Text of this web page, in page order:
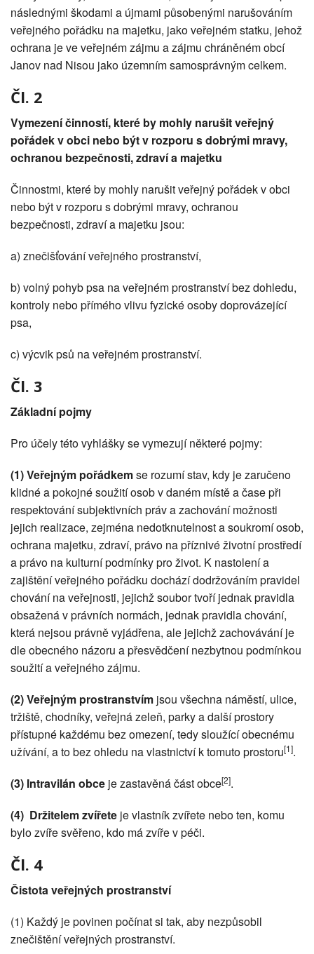
následnými škodami a újmami působenými narušováním
veřejného pořádku na majetku, jako veřejném statku, jehož
ochrana je ve veřejném zájmu a zájmu chráněném obcí
Janov nad Nisou jako územním samosprávným celkem.
Čl. 2
Vymezení činností, které by mohly narušit veřejný
pořádek v obci nebo být v rozporu s dobrými mravy,
ochranou bezpečnosti, zdraví a majetku
Činnostmi, které by mohly narušit veřejný pořádek v obci
nebo být v rozporu s dobrými mravy, ochranou
bezpečnosti, zdraví a majetku jsou:
a) znečišťování veřejného prostranství,
b) volný pohyb psa na veřejném prostranství bez dohledu,
kontroly nebo přímého vlivu fyzické osoby doprovázející
psa,
c) výcvik psů na veřejném prostranství.
Čl. 3
Základní pojmy
Pro účely této vyhlášky se vymezují některé pojmy:
(1)Veřejným pořádkemse rozumí stav, kdy je zaručeno
klidné a pokojné soužití osob v daném místě a čase při
respektování subjektivních práv a zachování možnosti
jejich realizace, zejména nedotknutelnost a soukromí osob,
ochrana majetku, zdraví, právo na příznivé životní prostředí
a právo na kulturní podmínky pro život. K nastolení a
zajištění veřejného pořádku dochází dodržováním pravidel
chování na veřejnosti, jejichž soubor tvoří jednak pravidla
obsažená v právních normách, jednak pravidla chování,
která nejsou právně vyjádřena, ale jejichž zachovávání je
dle obecného názoru a přesvědčení nezbytnou podmínkou
soužití a veřejného zájmu.
(2)Veřejným prostranstvím jsou všechna náměstí, ulice,
tržiště, chodníky, veřejná zeleň, parky a další prostory
přístupné každému bez omezení, tedy sloužící obecnému
užívání, a to bez ohledu na vlastnictví k tomuto prostoru[1].
(3) Intravilán obce je zastavěná část obce[2].
(4) Držitelem zvířete je vlastník zvířete nebo ten, komu
bylo zvíře svěřeno, kdo má zvíře v péči.
Čl. 4
Čistota veřejných prostranství
(1) Každý je povinen počínat si tak, aby nezpůsobil
znečištění veřejných prostranství.